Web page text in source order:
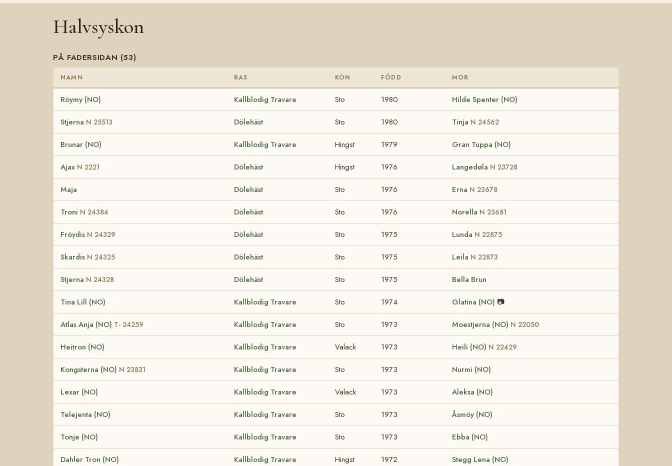
Halvsyskon
PÅ FADERSIDAN (53)
NAMN RAS KÖN FÖDD MOR
Röymy (NO) Kallblodig Travare Sto 1980 Hilde Spenter (NO)
Stjerna N 25513 Dölehäst Sto 1980 Tinja N 24562
Brunar (NO) Kallblodig Travare Hingst 1979 Gran Tuppa (NO)
Ajax N 2221 Dölehäst Hingst 1976 Langedøla N 23728
Maja Dölehäst Sto 1976 Erna N 23678
Troni N 24384 Dölehäst Sto 1976 Norella N 23681
Fröydis N 24329 Dölehäst Sto 1975 Lunda N 22875
Skardis N 24325 Dölehäst Sto 1975 Leila N 22873
Stjerna N 24328 Dölehäst Sto 1975 Bella Brun
Tina Lill (NO) Kallblodig Travare Sto 1974 Glatina (NO) 📷
Atlas Anja (NO) T- 24259 Kallblodig Travare Sto 1973 Moestjerna (NO) N 22050
Heitron (NO) Kallblodig Travare Valack 1973 Heili (NO) N 22429
Kongsterna (NO) N 23831 Kallblodig Travare Sto 1973 Nurmi (NO)
Lexar (NO) Kallblodig Travare Valack 1973 Aleksa (NO)
Telejenta (NO) Kallblodig Travare Sto 1973 Åsmöy (NO)
Tonje (NO) Kallblodig Travare Sto 1973 Ebba (NO)
Dahler Tron (NO) Kallblodig Travare Hingst 1972 Stegg Lena (NO)